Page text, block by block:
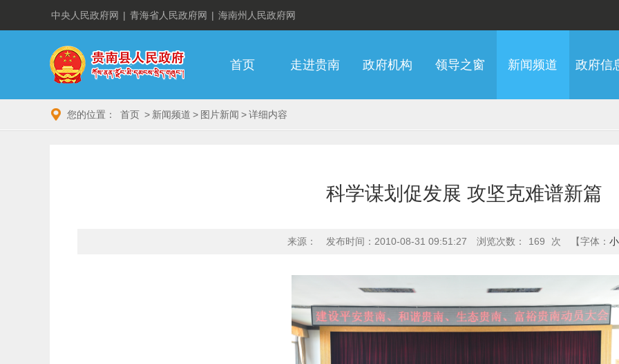
中央人民政府网 | 青海省人民政府网 | 海南州人民政府网
首页 走进贵南 政府机构 领导之窗 新闻频道 政府信
您的位置： 首页 > 新闻频道 > 图片新闻 >详细内容
科学谋划促发展 攻坚克难谱新篇
来源： 发布时间：2010-08-31 09:51:27 浏览次数： 169 次 【字体： 小